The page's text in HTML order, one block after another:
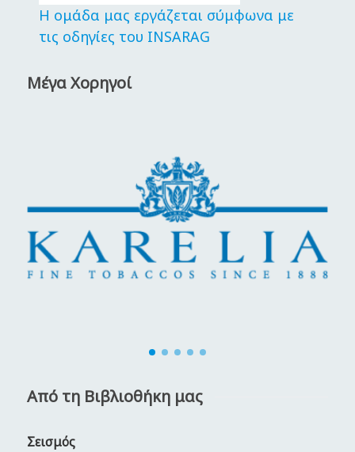
Η ομάδα μας εργάζεται σύμφωνα με
τις οδηγίες του INSARAG
Μέγα Χορηγοί
Από τη Βιβλιοθήκη μας
Σεισμός